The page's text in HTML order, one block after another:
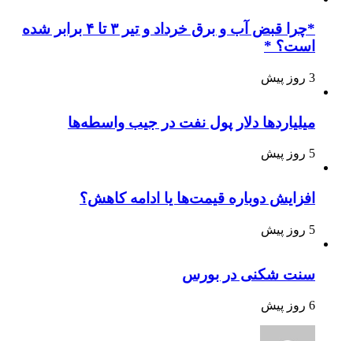
*چرا قبض آب و برق خرداد و تیر ۳ تا ۴ برابر شده
است؟ *
3 روز پیش
میلیاردها دلار پول نفت در جیب واسطه‌ها
5 روز پیش
افزایش دوباره قیمت‌ها یا ادامه کاهش؟
5 روز پیش
سنت شکنی در بورس
6 روز پیش